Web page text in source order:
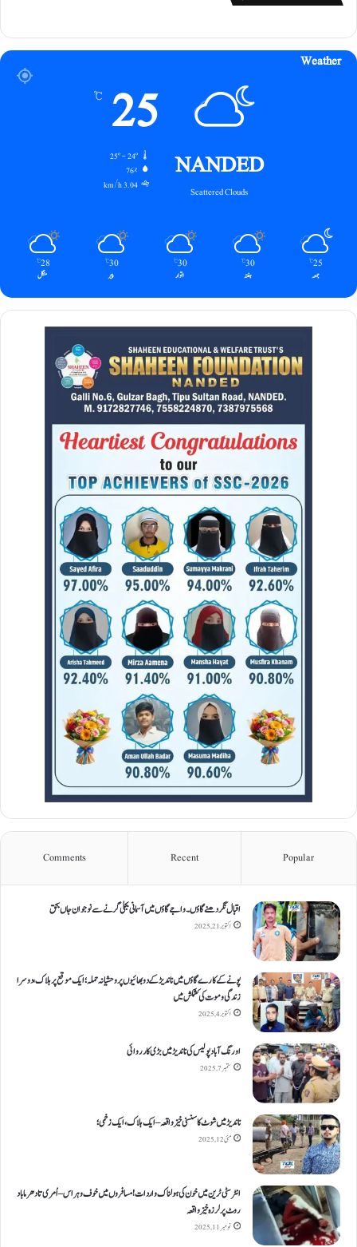
Weather
NANDED
Scattered Clouds
25
℃
25º - 24º
76%
3.04 km/h
25
℃
جمعہ
30
℃
ہفتہ
30
℃
اتوار
30
℃
پیر
28
℃
منگل
Popular
Recent
Comments
اقبال نگر دھنےگاؤں۔ واجےگاؤں میں آسمانی بجلی گرنے سے نوجوان جاں بحق
اکتوبر 21, 2025
پونے کے کارےگاؤں میں ناندیڑ کے دو بھائیوں پر وحشیانہ حملہ؛ ایک موقع پر ہلاک، دوسرا
زندگی و موت کی کشمکش میں
اکتوبر 4, 2025
اورنگ آباد پولیس کی ناندیڑ میں بڑی کارروائی
ستمبر 7, 2025
ناندیڑ میں شوٹ کا سنسنی خیز واقعہ – ایک ہلاک، ایک زخمی؛
مئی 12, 2025
انٹر سٹی ٹرین میں خون کی ہولناک واردات! مسافروں میں خوف و ہراس – اُمری تا دھرما باد
روٹ پر لرزہ خیز واقعہ
نومبر 11, 2025